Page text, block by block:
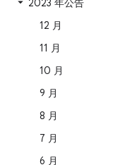
2023 年公告
12 月
11 月
10 月
9 月
8 月
7 月
6 月